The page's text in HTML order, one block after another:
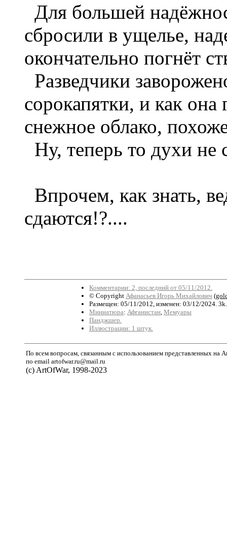
Для большей
сбросили в ущелье,
окончательно погнёт
Разведчики
сорокапятки, и как
снежное облако,
Ну, теперь то духи не
Впрочем, как знать,
сдаются!?....
Комментарии: 2, последний от 05/11/2012.
© Copyright Афанасьев Игорь Михайлович (
Размещен: 05/11/2012, изменен: 03/12/2024.
Миниатюра: Афганистан Мемуары
Панджшер.
Иллюстрации: 1 штук.
По всем вопросам, связанным с использованием представленных на
по email artofwar.ru@mail.ru
(с) ArtOfWar, 1998-2023